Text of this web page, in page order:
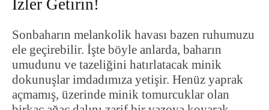
İzler Getirin!
Sonbaharın melankolik havası bazen ruhumuzu
ele geçirebilir. İşte böyle anlarda, baharın
umudunu ve tazeliğini hatırlatacak minik
dokunuşlar imdadımıza yetişir. Henüz yaprak
açmamış, üzerinde minik tomurcuklar olan